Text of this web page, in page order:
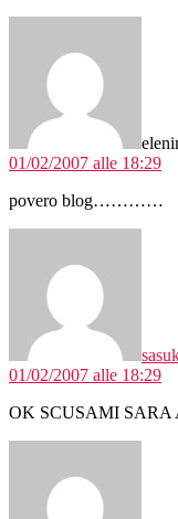
01/02/2007 alle 18:29
povero blog…………
01/02/2007 alle 18:29
OK SCUSAMI